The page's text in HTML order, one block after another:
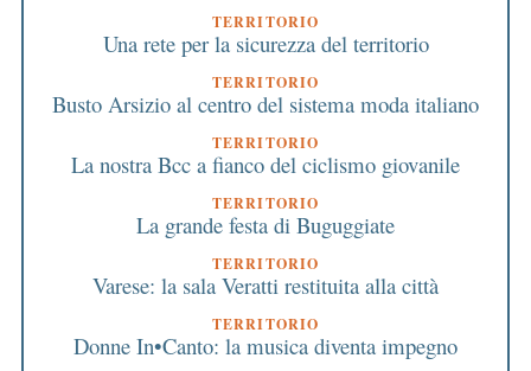
TERRITORIO
Una rete per la sicurezza del territorio
TERRITORIO
Busto Arsizio al centro del sistema moda italiano
TERRITORIO
La nostra Bcc a fianco del ciclismo giovanile
TERRITORIO
La grande festa di Buguggiate
TERRITORIO
Varese: la sala Veratti restituita alla città
TERRITORIO
Donne In•Canto: la musica diventa impegno